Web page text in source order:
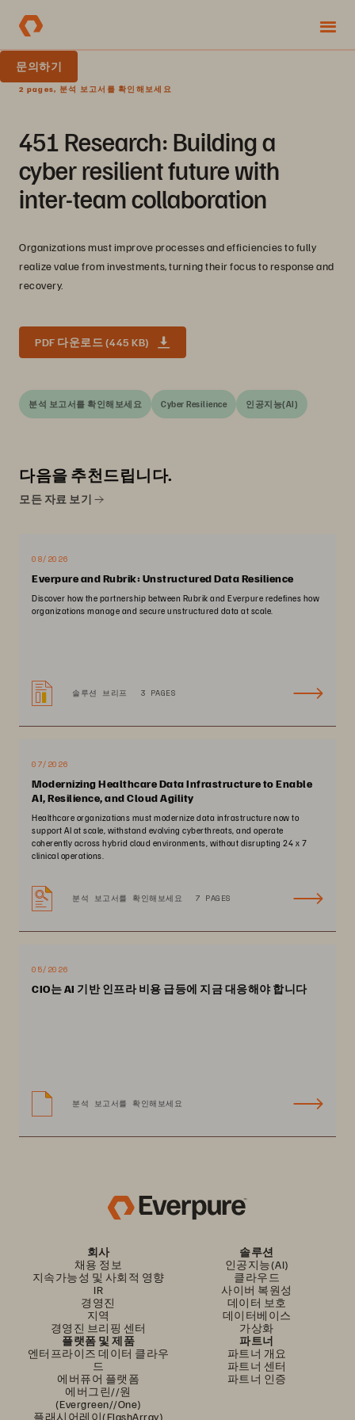
문의하기
2 pages, 분석 보고서를 확인해보세요
451 Research: Building a
cyber resilient future with
inter-team collaboration
Organizations must improve processes and efficiencies to fully
realize value from investments, turning their focus to response and
recovery.
PDF 다운로드 (445 KB)
분석 보고서를 확인해보세요 Cyber Resilience 인공지능(AI)
다음을 추천드립니다.
모든 자료 보기
08/2026
Everpure and Rubrik: Unstructured Data Resilience
Discover how the partnership between Rubrik and Everpure redefines how
organizations manage and secure unstructured data at scale.
솔루션 브리프 3 PAGES
07/2026
Modernizing Healthcare Data Infrastructure to Enable
AI, Resilience, and Cloud Agility
Healthcare organizations must modernize data infrastructure now to
support AI at scale, withstand evolving cyberthreats, and operate
coherently across hybrid cloud environments, without disrupting 24 x 7
clinical operations.
분석 보고서를 확인해보세요 7 PAGES
05/2026
CIO는 AI 기반 인프라 비용 급등에 지금 대응해야 합니다
분석 보고서를 확인해보세요
회사
채용 정보
지속가능성 및 사회적 영향
IR
경영진
지역
경영진 브리핑 센터
솔루션
인공지능(AI)
클라우드
사이버 복원성
데이터 보호
데이터베이스
가상화
플랫폼 및 제품
엔터프라이즈 데이터 클라우
드
에버퓨어 플랫폼
에버그린//원
(Evergreen//One)
플래시어레이(FlashArray)
파트너
파트너 개요
파트너 센터
파트너 인증